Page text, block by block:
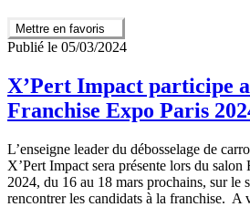
Mettre en favoris
Publié le 05/03/2024
X’Pert Impact participe
Franchise Expo Paris
L’enseigne leader du débosselage de
X’Pert Impact sera présente lors du
2024, du 16 au 18 mars prochains, sur le
rencontrer les candidats à la franchise. A